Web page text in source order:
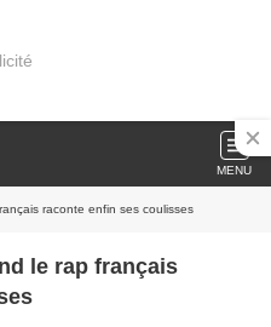
MENU
raconte enfin ses coulisses
le rap français